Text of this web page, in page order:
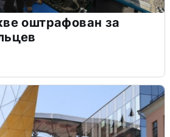
оштрафован за